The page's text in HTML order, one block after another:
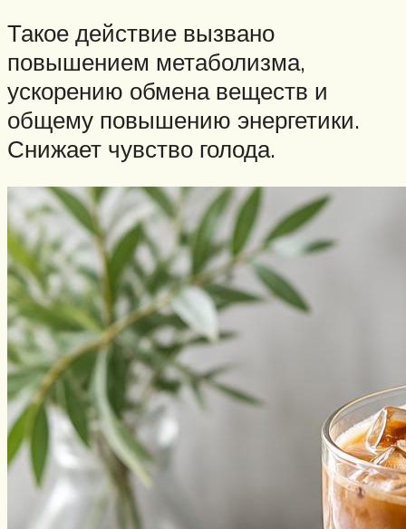
Такое действие вызвано
повышением метаболизма,
ускорению обмена веществ и
общему повышению энергетики.
Снижает чувство голода.